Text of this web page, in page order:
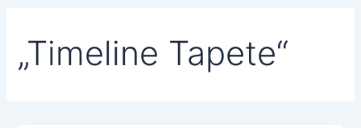
„Timeline Tapete“